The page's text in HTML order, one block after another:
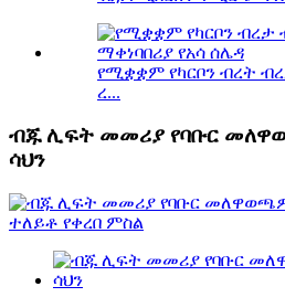
የሚቋቋም የካርቦን ብረት
ረ...
ብጁ ሊፍት መመሪያ የባቡር
ሳህን